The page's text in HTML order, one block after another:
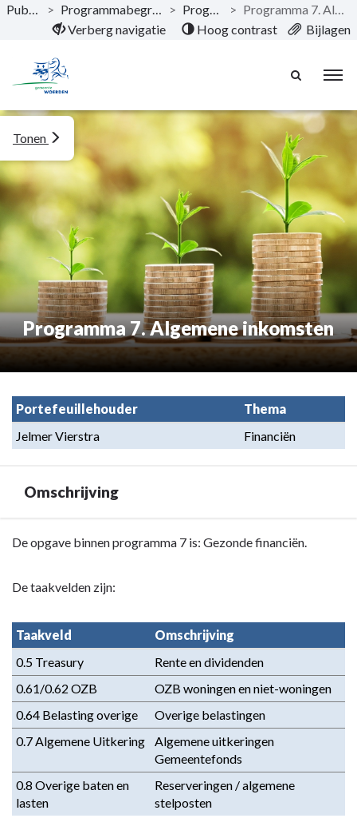
Naar hoofdinhoud
Publicaties > Programmabegroting 2024-2027 > Programma's >
Programma 7. Algemene inkomsten
Verberg navigatie
Hoog contrast Bijlagen
Programma 7. Algemene inkomsten
Tonen
Portefeuillehouder
Thema
Jelmer Vierstra
Financiën
Omschrijving
Terug
navigatie
Algemene
inkomsten
Omschrijving
De opgave binnen programma 7 is: Gezonde financiën.
De taakvelden zijn:
Taakveld
Omschrijving
0.5 Treasury
Rente en dividenden
0.61/0.62 OZB
OZB woningen en niet-woningen
0.64 Belasting overige
Overige belastingen
0.7 Algemene Uitkering
Algemene uitkeringen
Gemeentefonds
0.8 Overige baten en
lasten
Reserveringen / algemene
stelposten